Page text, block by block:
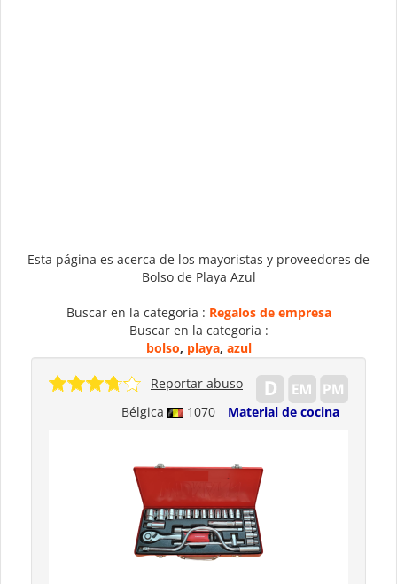
Esta página es acerca de los mayoristas y proveedores de
Bolso de Playa Azul
Buscar en la categoria : Regalos de empresa
Buscar en la categoria :
bolso, playa, azul
Bélgica 1070 Material de cocina
Reportar abuso